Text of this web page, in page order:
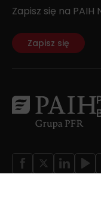
Zapisz się na
Zapisz się